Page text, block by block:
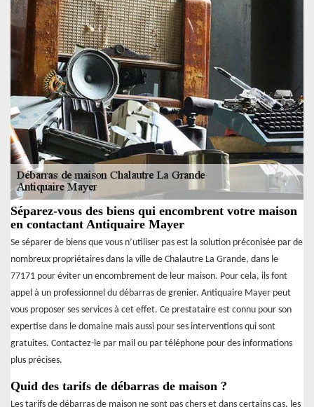
Séparez-vous des biens qui encombrent votre maison
en contactant Antiquaire Mayer
Se séparer de biens que vous n’utiliser pas est la solution préconisée par de
nombreux propriétaires dans la ville de Chalautre La Grande, dans le
77171 pour éviter un encombrement de leur maison. Pour cela, ils font
appel à un professionnel du débarras de grenier. Antiquaire Mayer peut
vous proposer ses services à cet effet. Ce prestataire est connu pour son
expertise dans le domaine mais aussi pour ses interventions qui sont
gratuites. Contactez-le par mail ou par téléphone pour des informations
plus précises.
Quid des tarifs de débarras de maison ?
Les tarifs de débarras de maison ne sont pas chers et dans certains cas, les